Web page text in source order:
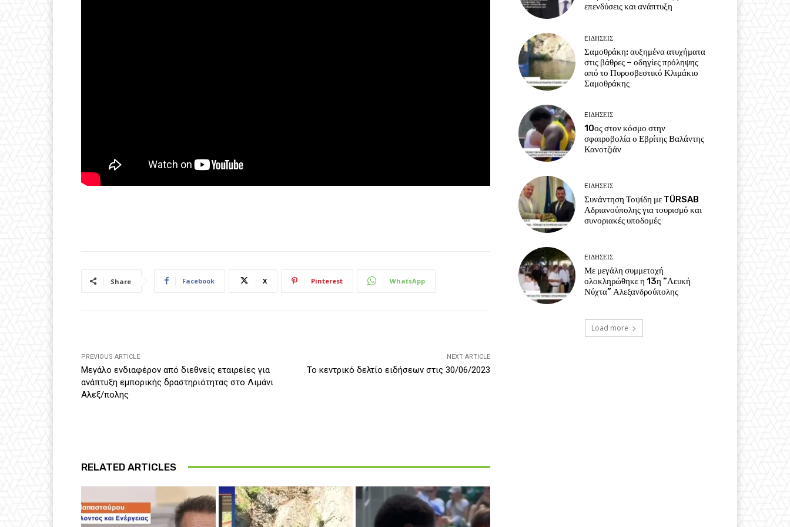
Share Facebook X Pinterest WhatsApp
PREVIOUS ARTICLE
Μεγάλο ενδιαφέρον από διεθνείς εταιρείες για
ανάπτυξη εμπορικής δραστηριότητας στο Λιμάνι
Αλεξ/πολης
NEXT ARTICLE
Το κεντρικό δελτίο ειδήσεων στις 30/06/2023
RELATED ARTICLES
επενδύσεις και ανάπτυξη
EΙΔΗΣΕΙΣ
Σαμοθράκη: αυξημένα ατυχήματα
στις βάθρες – οδηγίες πρόληψης
από το Πυροσβεστικό Κλιμάκιο
Σαμοθράκης
EΙΔΗΣΕΙΣ
10ος στον κόσμο στην
σφαιροβολία ο Εβρίτης Βαλάντης
Κανοτζιάν
EΙΔΗΣΕΙΣ
Συνάντηση Τοψίδη με TÜRSAB
Αδριανούπολης για τουρισμό και
συνοριακές υποδομές
EΙΔΗΣΕΙΣ
Με μεγάλη συμμετοχή
ολοκληρώθηκε η 13η “Λευκή
Νύχτα” Αλεξανδρούπολης
Load more